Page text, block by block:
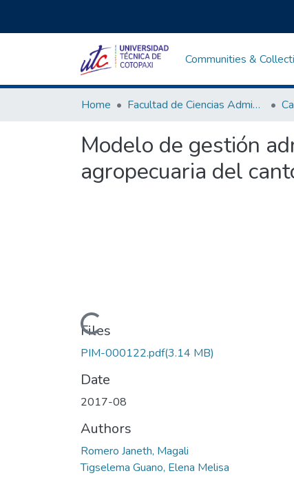
Communities &
Home Facultad de Ciencias Administrativas y Humanísticas
Modelo de gestión
agropecuaria del
Loading...
Files
PIM-000122.pdf(3.14 MB)
Date
2017-08
Authors
Romero Janeth, Magali
Tigselema Guano, Elena Melisa